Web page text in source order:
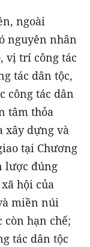
ngoài
nguyên nhân
vị trí công tác
tác dân tộc,
công tác dân
tâm thỏa
xây dựng và
tại Chương
lược đúng
hội của
miền núi
hạn chế;
tác dân tộc